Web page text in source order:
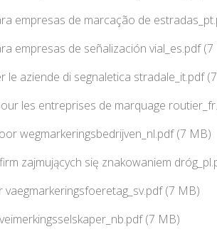
empresas de marcação de
empresas de señalización vial_es.pdf (7
le aziende di segnaletica stradale_it.pdf
les entreprises de marquage
wegmarkeringsbedrijven_nl.pdf (7 MB)
zajmujących się znakowaniem
vaegmarkeringsfoeretag_sv.pdf (7 MB)
(7 MB)